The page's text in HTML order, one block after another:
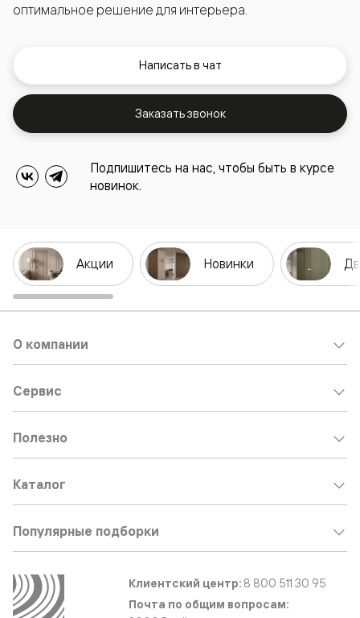
оптимальное решение для интерьера.
Написать в чат
Заказать звонок
Подпишитесь на нас, чтобы быть в курсе
новинок.
Акции Новинки
О компании
Сервис
Полезно
Каталог
Популярные подборки
Клиентский центр: 8 800 511 30 95
Почта по общим вопросам: